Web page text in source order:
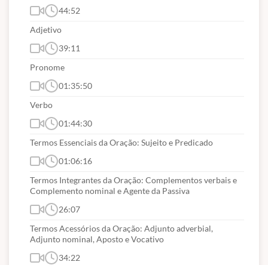
44:52
Adjetivo
39:11
Pronome
01:35:50
Verbo
01:44:30
Termos Essenciais da Oração: Sujeito e Predicado
01:06:16
Termos Integrantes da Oração: Complementos verbais e
Complemento nominal e Agente da Passiva
26:07
Termos Acessórios da Oração: Adjunto adverbial,
Adjunto nominal, Aposto e Vocativo
34:22